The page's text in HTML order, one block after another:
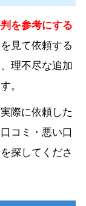
を参考にする
見て依頼する
理不尽な追加
。
際に依頼した
コミ・悪い口
探してくださ